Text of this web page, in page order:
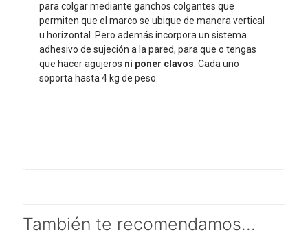
para colgar mediante ganchos colgantes que
permiten que el marco se ubique de manera vertical
u horizontal. Pero además incorpora un sistema
adhesivo de sujeción a la pared, para que o tengas
que hacer agujeros ni poner clavos . Cada uno
soporta hasta 4 kg de peso.
También te recomendamos…